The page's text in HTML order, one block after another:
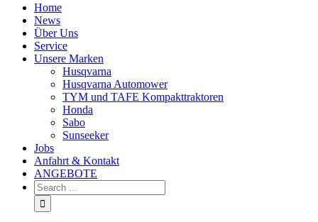
Home
News
Über Uns
Service
Unsere Marken
Husqvarna
Husqvarna Automower
TYM und TAFE Kompakttraktoren
Honda
Sabo
Sunseeker
Jobs
Anfahrt & Kontakt
ANGEBOTE